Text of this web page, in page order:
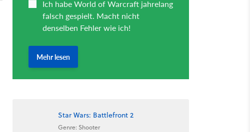
Star Wars: Battlefront 2
Genre: Shooter